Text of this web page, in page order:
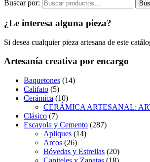
Buscar por:
¿Le interesa alguna pieza?
Si desea cualquier pieza artesana de este
Artesanía creativa por encargo
Baquetones (14)
Califato (5)
Cerámica (10)
CERÁMICA ARTESANAL:
Clásico (7)
Escayola y Cemento (287)
Apliques (14)
Arcos (26)
Bóvedas y Estrellas (20)
Capiteles y Zapatas (18)